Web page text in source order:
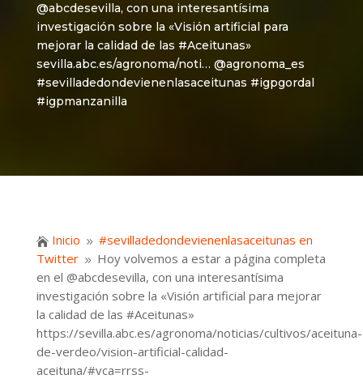
@abcdesevilla, con una interesantísima
investigación sobre la «Visión artificial para
mejorar la calidad de las #Aceitunas»
sevilla.abc.es/agronoma/noti… @agronoma_es
#sevilladedondevienenlasaceitunas #igpgordal
#igpmanzanilla
 Inicio 9 #sevilladedondevienenlasaceitunas en
Twitter 9 Hoy volvemos a estar a página completa
en el @abcdesevilla, con una interesantísima
investigación sobre la «Visión artificial para mejorar
la calidad de las #Aceitunas»
https://sevilla.abc.es/agronoma/noticias/cultivos/aceituna-
de-verdeo/vision-artificial-calidad-
aceituna/#vca=rrss-